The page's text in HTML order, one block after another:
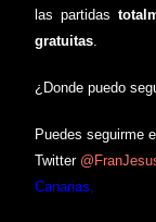
las partidas
gratuitas.
¿Donde puedo
Puedes seguirme
Twitter @
Canarias,